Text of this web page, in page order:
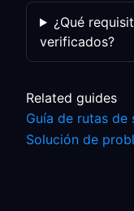
¿Qué
verificados?
Related guides
Guía de rutas de
Solución de